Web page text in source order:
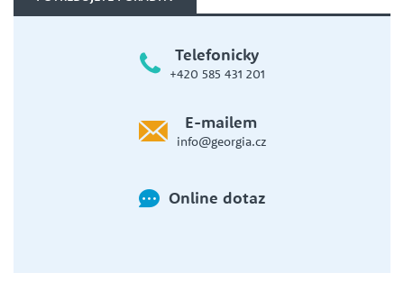
Telefonicky
+420 585 431 201
E-mailem
info@georgia.cz
Online dotaz